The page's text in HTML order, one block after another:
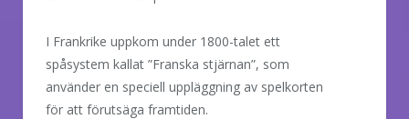
I Frankrike uppkom under 1800-talet ett
spåsystem kallat ”Franska stjärnan”, som
använder en speciell uppläggning av spelkorten
för att förutsäga framtiden.